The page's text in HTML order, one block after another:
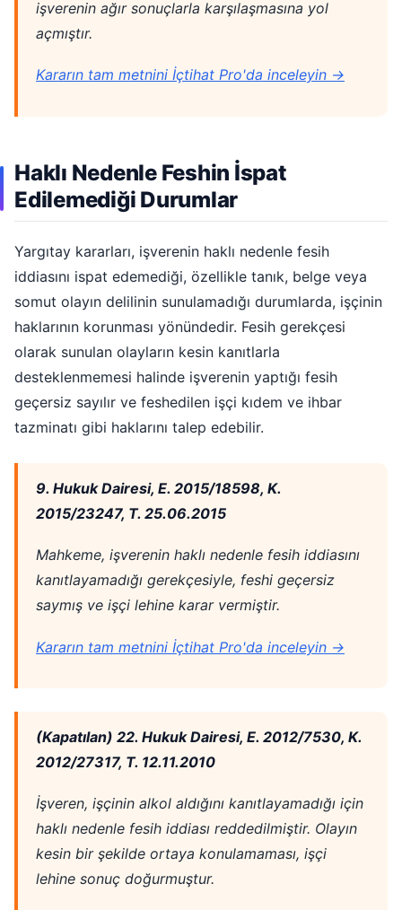
işverenin ağır sonuçlarla karşılaşmasına yol
açmıştır.
Kararın tam metnini İçtihat Pro'da inceleyin →
Haklı Nedenle Feshin İspat
Edilemediği Durumlar
Yargıtay kararları, işverenin haklı nedenle fesih
iddiasını ispat edemediği, özellikle tanık, belge veya
somut olayın delilinin sunulamadığı durumlarda, işçinin
haklarının korunması yönündedir. Fesih gerekçesi
olarak sunulan olayların kesin kanıtlarla
desteklenmemesi halinde işverenin yaptığı fesih
geçersiz sayılır ve feshedilen işçi kıdem ve ihbar
tazminatı gibi haklarını talep edebilir.
9. Hukuk Dairesi, E. 2015/18598, K.
2015/23247, T. 25.06.2015
Mahkeme, işverenin haklı nedenle fesih iddiasını
kanıtlayamadığı gerekçesiyle, feshi geçersiz
saymış ve işçi lehine karar vermiştir.
Kararın tam metnini İçtihat Pro'da inceleyin →
(Kapatılan) 22. Hukuk Dairesi, E. 2012/7530, K.
2012/27317, T. 12.11.2010
İşveren, işçinin alkol aldığını kanıtlayamadığı için
haklı nedenle fesih iddiası reddedilmiştir. Olayın
kesin bir şekilde ortaya konulamaması, işçi
lehine sonuç doğurmuştur.